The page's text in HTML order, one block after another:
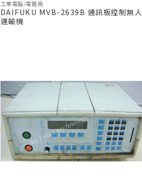
工業電腦/電路板
DAIFUKU MVB-2639B 通訊板控制無人
運輸機